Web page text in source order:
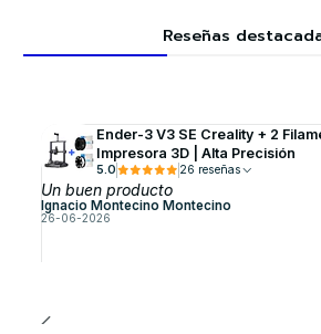
Reseñas
Ender-3 V3 SE Creality + 2
Impresora 3D | Alta Precisión
5.0 26 reseñas
Un buen producto
Ignacio Montecino Montecino
26-06-2026